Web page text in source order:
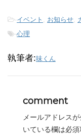
-イベント , お知らせ,
-心理
執筆者:味くん
comment
メールアドレス
いている欄は必